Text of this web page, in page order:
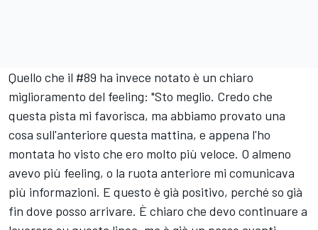
Quello che il #89 ha invece notato è un chiaro
miglioramento del feeling: "Sto meglio. Credo che
questa pista mi favorisca, ma abbiamo provato una
cosa sull'anteriore questa mattina, e appena l'ho
montata ho visto che ero molto più veloce. O almeno
avevo più feeling, o la ruota anteriore mi comunicava
più informazioni. E questo è già positivo, perché so già
fin dove posso arrivare. È chiaro che devo continuare a